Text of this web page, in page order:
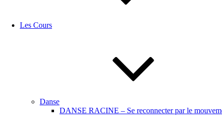
Les Cours
Danse
DANSE RACINE – Se reconnecter par le